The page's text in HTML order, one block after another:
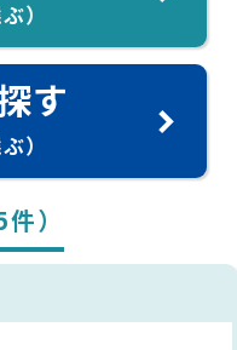
）
す
）
件）